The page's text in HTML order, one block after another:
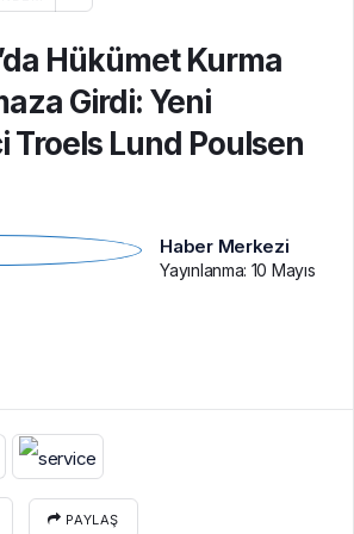
Hükümet Kurma
Girdi: Yeni
Troels Lund Poulsen
Haber Merkezi
Yayınlanma: 10 Mayıs
PAYLAŞ